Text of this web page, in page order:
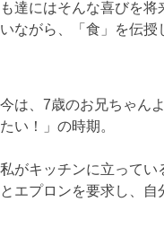
も達にはそんな喜びを
いながら、「食」を伝授
今は、7歳のお兄ちゃん
たい！」の時期。
私がキッチンに立ってい
とエプロンを要求し、自